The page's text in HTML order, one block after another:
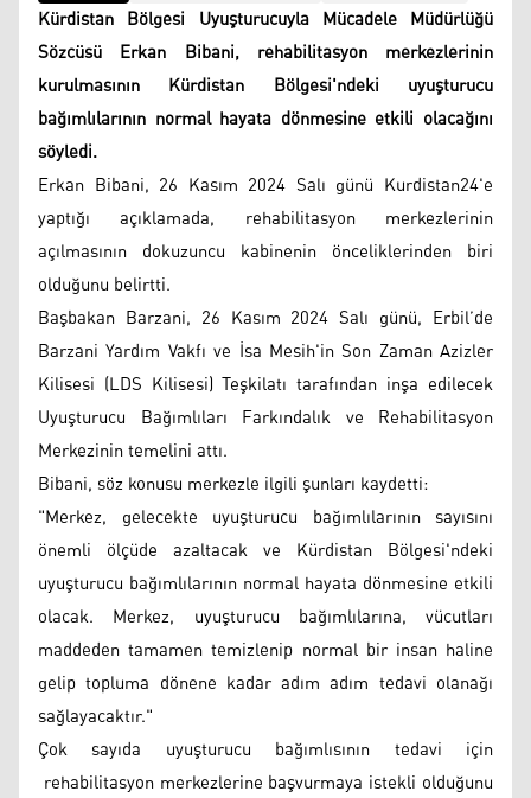
Kürdistan Bölgesi Uyuşturucuyla Mücadele Müdürlüğü
Sözcüsü Erkan Bibani, rehabilitasyon merkezlerinin
kurulmasının Kürdistan Bölgesi'ndeki uyuşturucu
bağımlılarının normal hayata dönmesine etkili olacağını
söyledi.
Erkan Bibani, 26 Kasım 2024 Salı günü Kurdistan24'e
yaptığı açıklamada, rehabilitasyon merkezlerinin
açılmasının dokuzuncu kabinenin önceliklerinden biri
olduğunu belirtti.
Başbakan Barzani, 26 Kasım 2024 Salı günü, Erbil’de
Barzani Yardım Vakfı ve İsa Mesih'in Son Zaman Azizler
Kilisesi (LDS Kilisesi) Teşkilatı tarafından inşa edilecek
Uyuşturucu Bağımlıları Farkındalık ve Rehabilitasyon
Merkezinin temelini attı.
Bibani, söz konusu merkezle ilgili şunları kaydetti:
"Merkez, gelecekte uyuşturucu bağımlılarının sayısını
önemli ölçüde azaltacak ve Kürdistan Bölgesi'ndeki
uyuşturucu bağımlılarının normal hayata dönmesine etkili
olacak. Merkez, uyuşturucu bağımlılarına, vücutları
maddeden tamamen temizlenip normal bir insan haline
gelip topluma dönene kadar adım adım tedavi olanağı
sağlayacaktır."
Çok sayıda uyuşturucu bağımlısının tedavi için
rehabilitasyon merkezlerine başvurmaya istekli olduğunu